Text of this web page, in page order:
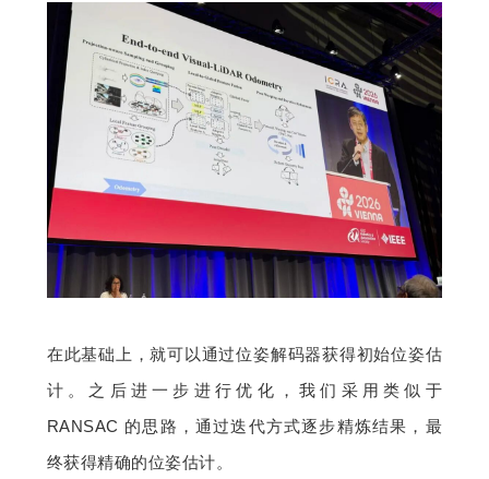
在此基础上，就可以通过位姿解码器获得初始位姿估
计。之后进一步进行优化，我们采用类似于
RANSAC 的思路，通过迭代方式逐步精炼结果，最
终获得精确的位姿估计。